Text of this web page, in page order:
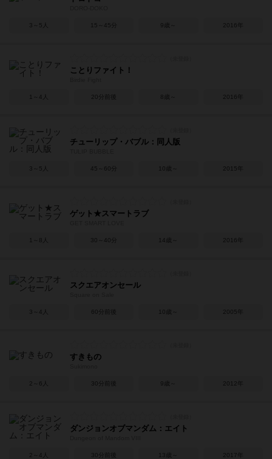
3～5人 15～45分 9歳～ 2016年
ことりファイト！
1～4人 20分前後 8歳～ 2016年
チューリップ・バブル：同人版
3～5人 45～60分 10歳～ 2015年
ゲット★スマートラブ
1～8人 30～40分 14歳～ 2016年
スクエアオンセール
3～4人 60分前後 10歳～ 2005年
すきもの
2～6人 30分前後 9歳～ 2012年
ダンジョンオブマンダム：エイト
2～4人 30分前後 13歳～ 2017年